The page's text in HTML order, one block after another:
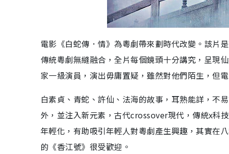
電影《白蛇傳．情》為粵劇帶來劃時代改變。該片
傳統粵劇無縫融合，全片每個鏡頭十分講究，呈現
家一級演員，演出毋庸置疑，雖然對他們陌生，但
白素貞、青蛇、許仙、法海的故事，耳熟能詳，不
外，並注入新元素，古代crossover現代，傳統x科
年輕化，有助吸引年輕人對粵劇產生興趣，其實在
的《香江號》很受歡迎。